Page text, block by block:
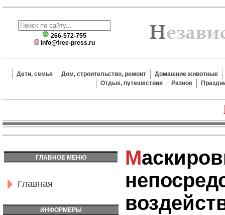
266-572-755
info@free-press.ru
Дети, семья Дом, строительство, ремонт
Домашние животные
Отдых, путешествия
Разное
ГЛАВНОЕ МЕНЮ
Главная
ИНФОРМЕРЫ
Маскировка вкуса и